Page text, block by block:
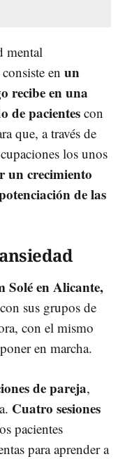
mental
en un
recibe en una
de pacientes con
que, a través de
los unos
un crecimiento
de las
Solé en Alicante,
sus grupos de
con el mismo
en marcha.
de pareja,
Cuatro sesiones
pacientes
para aprender a